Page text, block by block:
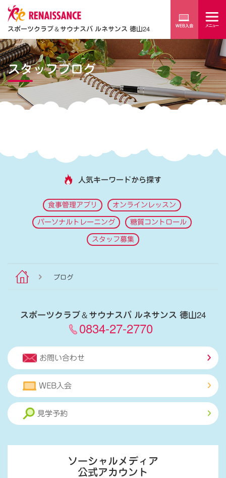
スポーツクラブ＆サウナスパ ルネサンス 徳山24
スタッフブログ
人気キーワードから探す
食事管理アプリ オンラインレッスン
パーソナルトレーニング 糖質コントロール
スタッフ募集
ブログ
スポーツクラブ＆サウナスパ ルネサンス 徳山24
0834-27-2770
お問い合わせ
WEB入会
見学予約
ソーシャルメディア
公式アカウント